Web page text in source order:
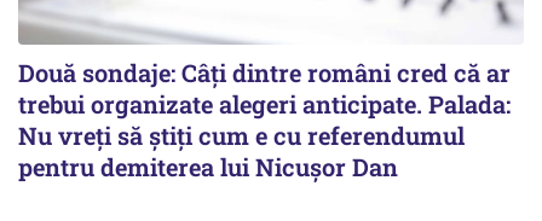
Două sondaje: Câți dintre români cred că ar
trebui organizate alegeri anticipate. Palada:
Nu vreți să știți cum e cu referendumul
pentru demiterea lui Nicușor Dan